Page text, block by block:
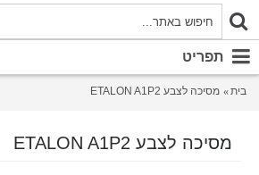
תפריט
בית מסיכה לצבע ETALON A1P2
מסיכה לצבע ETALON A1P2